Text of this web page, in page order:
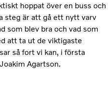
hoppat över en buss och
steg är att gå ett nytt varv
som blev bra och vad som
att ta ut de viktigaste
så fort vi kan, i första
Agartson.